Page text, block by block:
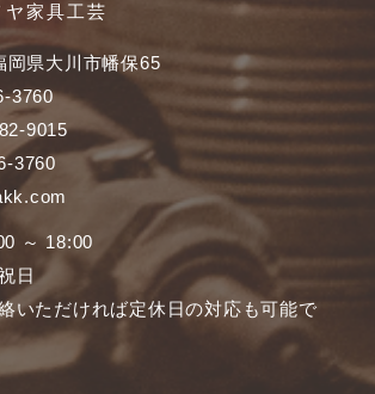
家具工芸
岡県大川市幡保65
3760
9015
3760
～ 18:00
日
いただければ定休日の対応も可能で